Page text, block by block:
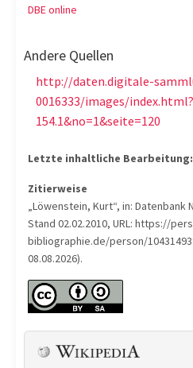
DBE online
Andere Quellen
http://daten.digitale-
0016333/images/
154.1&no=1&seite=120
Letzte inhaltliche Bearbeitung:
Zitierweise
„Löwenstein, Kurt“, in:
Stand 02.02.2010, URL: https://
bibliographie.de/person/
08.08.2026).